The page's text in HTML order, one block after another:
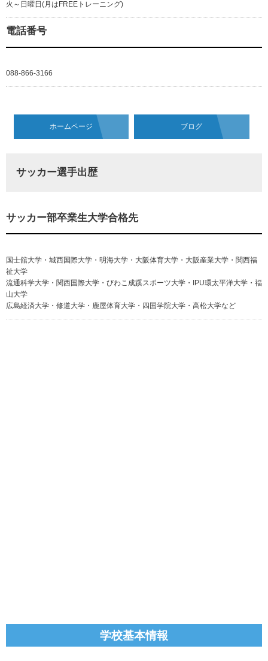
火～日曜日(月はFREEトレーニング)
電話番号
088-866-3166
ホームページ ブログ
サッカー選手出歴
サッカー部卒業生大学合格先
国士舘大学・城西国際大学・明海大学・大阪体育大学・大阪産業大学・関西福
祉大学
流通科学大学・関西国際大学・びわこ成蹊スポーツ大学・IPU環太平洋大学・福
山大学
広島経済大学・修道大学・鹿屋体育大学・四国学院大学・高松大学など
学校基本情報